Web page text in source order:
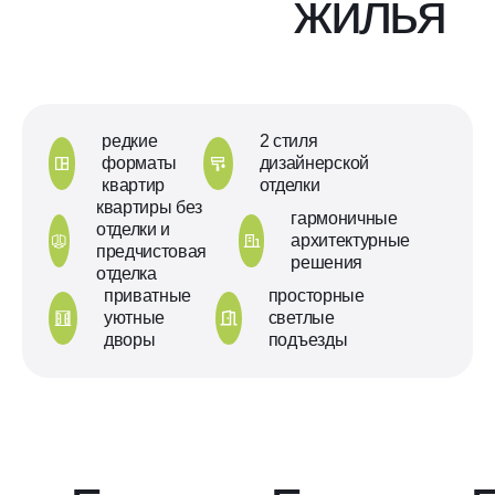
жилья
редкие
форматы
квартир
2 стиля
дизайнерской
отделки
квартиры без
отделки и
предчистовая
отделка
гармоничные
архитектурные
решения
приватные
уютные
дворы
просторные
светлые
подъезды